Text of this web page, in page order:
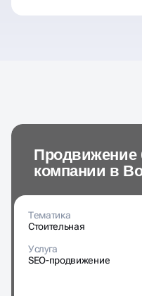
Продвижение
компании в
Тематика
Стоительная
Услуга
SEO-продвижение